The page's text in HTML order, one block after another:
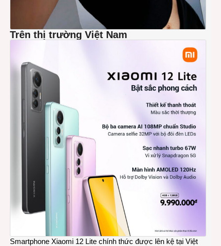
Trên thị trường Việt Nam
Smartphone Xiaomi 12 Lite chính thức được lên kệ tại Việt